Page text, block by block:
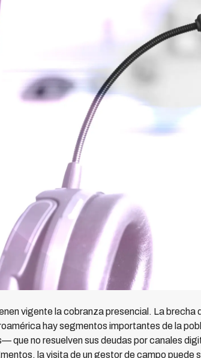
vigente la cobranza presencial. La brecha
hay segmentos importantes de la
que no resuelven sus deudas por canales
la visita de un gestor de campo puede